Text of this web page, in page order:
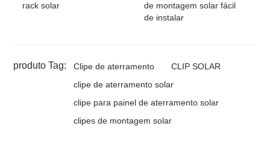
rack solar
de montagem solar fácil
de instalar
produto Tag: Clipe de aterramento
CLIP SOLAR
clipe de aterramento solar
clipe para painel de aterramento solar
clipes de montagem solar